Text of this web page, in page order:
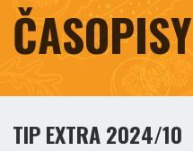
ČASOPISY
TIP EXTRA 2024/10